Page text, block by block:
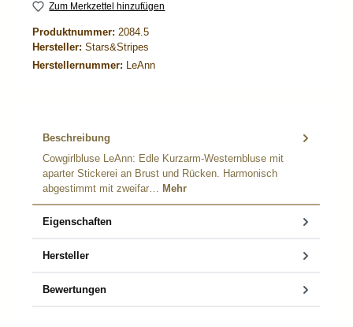
Zum Merkzettel hinzufügen
Produktnummer: 2084.5
Hersteller: Stars&Stripes
Herstellernummer:
LeAnn
Beschreibung
Cowgirlbluse LeAnn: Edle Kurzarm-Westernbluse mit
aparter Stickerei an Brust und Rücken. Harmonisch
abgestimmt mit zweifar… Mehr
Eigenschaften
Hersteller
Bewertungen